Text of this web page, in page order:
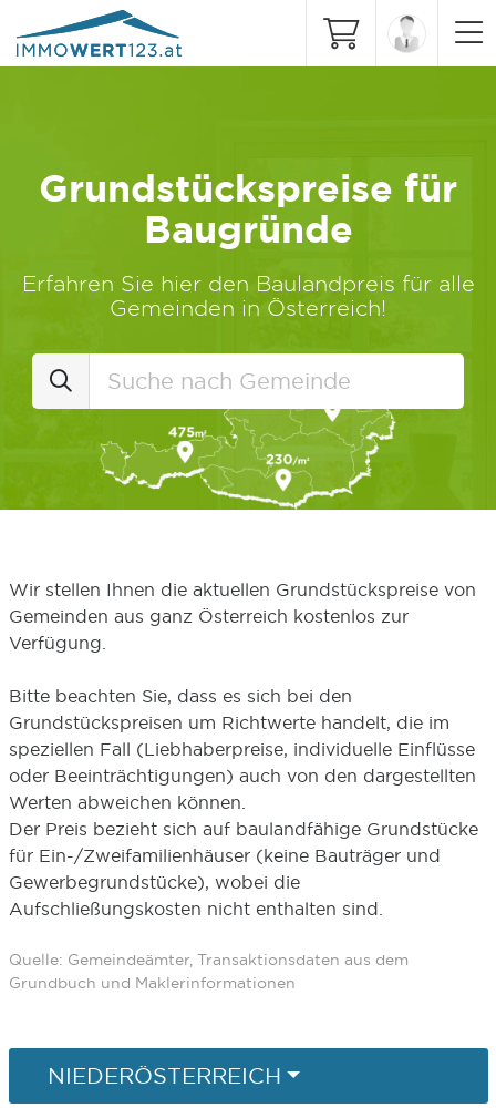
Grundstückspreise für
Baugründe
Erfahren Sie hier den Baulandpreis für alle
Gemeinden in Österreich!
Wir stellen Ihnen die aktuellen Grundstückspreise von
Gemeinden aus ganz Österreich kostenlos zur
Verfügung.
Bitte beachten Sie, dass es sich bei den
Grundstückspreisen um Richtwerte handelt, die im
speziellen Fall (Liebhaberpreise, individuelle Einflüsse
oder Beeinträchtigungen) auch von den dargestellten
Werten abweichen können.
Der Preis bezieht sich auf baulandfähige Grundstücke
für Ein-/Zweifamilienhäuser (keine Bauträger und
Gewerbegrundstücke), wobei die
Aufschließungskosten nicht enthalten sind.
Quelle: Gemeindeämter, Transaktionsdaten aus dem
Grundbuch und Maklerinformationen
NIEDERÖSTERREICH